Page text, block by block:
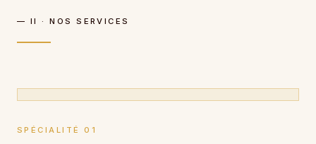
— II · NOS SERVICES
SPÉCIALITÉ 01